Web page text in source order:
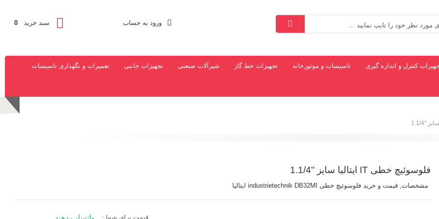
ورود به حساب سبد خرید 0
کنترل و اندازه گیری تاسیسات و موتورخانه تجهیزات خط گاز شیرآلات صنعتی تجهیزات جانبی تعمیرات و نگهداری تاسیسات
شما لغو میشود.
فلوسوئیچ خطی IT ایتالیا سایز "1.1/4
مشخصات, قیمت و خرید فلوسوئیچ خطی industrietechnik DB32MI ایتالیا
قیمت برای شما :